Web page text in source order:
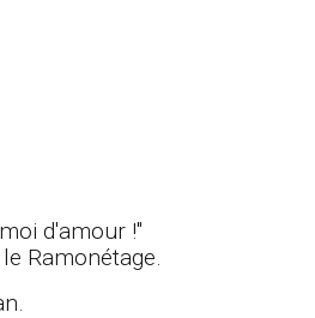
d'amour !"
Ramonétage.